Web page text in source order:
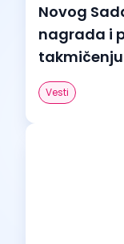
Novog
nagrada i
takmičenju
Vesti